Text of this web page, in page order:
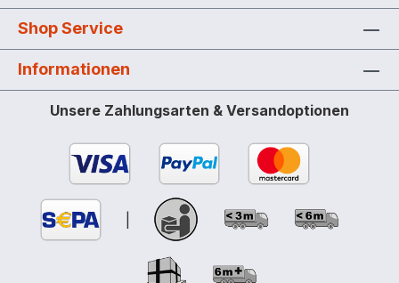
Shop Service
Informationen
Unsere Zahlungsarten & Versandoptionen